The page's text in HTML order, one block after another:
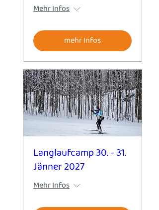
Mehr Infos
mehr Infos
Langlaufcamp 30. - 31.
Jänner 2027
Mehr Infos